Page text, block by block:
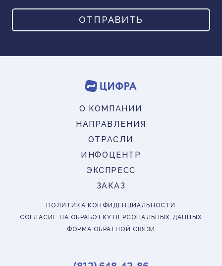
ОТПРАВИТЬ
О КОМПАНИИ
НАПРАВЛЕНИЯ
ОТРАСЛИ
ИНФОЦЕНТР
ЭКСПРЕСС
ЗАКАЗ
ПОЛИТИКА КОНФИДЕНЦИАЛЬНОСТИ
СОГЛАСИЕ НА ОБРАБОТКУ ПЕРСОНАЛЬНЫХ ДАННЫХ
ФОРМА ОБРАТНОЙ СВЯЗИ